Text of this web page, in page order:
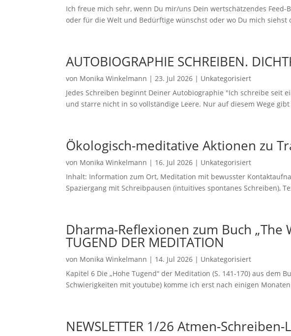
Ich freue mich sehr, wenn Du mir/uns Dein wertschätzendes
oder für die Welt und Bedürftige wünschst oder wo Du mich
AUTOBIOGRAPHIE SCHREIBEN.
von Monika Winkelmann |23. Jul 2026 | Unkategorisiert
Jedes Schreiben beginnt Deiner Autobiographie "Ich schreibe seit
und starre nicht in so vollständige Leere. Nur auf diesem Wege gibt
Ökologisch-meditative Aktionen zu
von Monika Winkelmann | 16. Jul 2026 | Unkategorisiert
Inhalt: Information zum Ort, Meditation mit bewusster
Spaziergang mit Schreibpausen (intuitives spontanes Schreiben),
Dharma-Reflexionen zum Buch „The
TUGEND DER MEDITATION
von Monika Winkelmann | 14. Jul 2026 | Unkategorisiert
Kapitel 6 Die „Hohe Tugend“ der Meditation (S. 141-170) aus dem
Schwierigkeiten mit youtube) komme ich erst nach einigen
NEWSLETTER 1/26 Atmen-Schreiben-